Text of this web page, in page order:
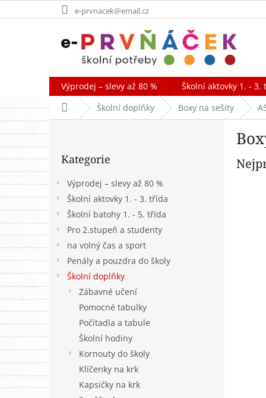
na
e-prvnacek@email.cz
Výprodej – slevy až 80 % Školní aktovky 1. - 3.
Domů Školní doplňky Boxy na sešity
P
n
kategorie
Kategorie
Výprodej – slevy až 80 %
Školní aktovky 1. - 3. třída
Školní batohy 1. - 5. třída
Pro 2.stupeň a studenty
na volný čas a sport
Penály a pouzdra do školy
Školní doplňky
Zábavné učení
Pomocné tabulky
Počítadla a tabule
Školní hodiny
Kornouty do školy
Klíčenky na krk
Kapsičky na krk